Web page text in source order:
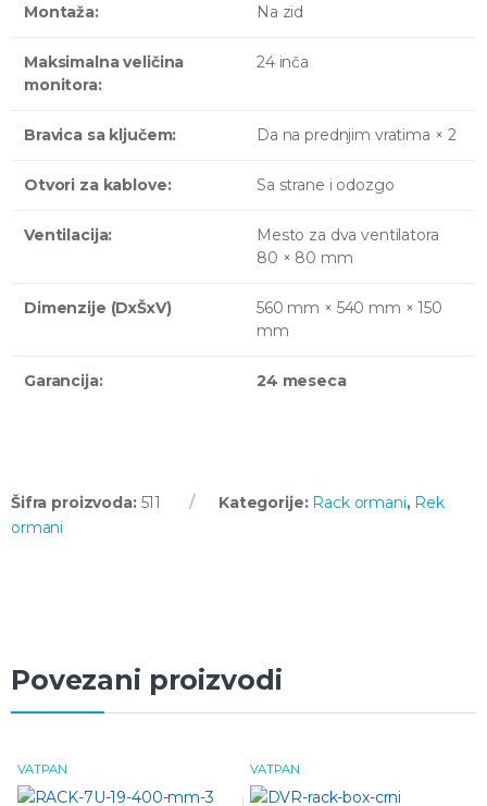
Montaža: Na zid
Maksimalna veličina
monitora:
24 inča
Bravica sa ključem: Da na prednjim vratima × 2
Otvori za kablove: Sa strane i odozgo
Ventilacija:
Mesto za dva ventilatora
80 × 80 mm
Dimenzije (DxŠxV)
560 mm × 540 mm × 150
mm
Garancija: 24 meseca
Šifra proizvoda: 511 Kategorije: Rack ormani, Rek
ormani
Povezani proizvodi
VATPAN VATPAN